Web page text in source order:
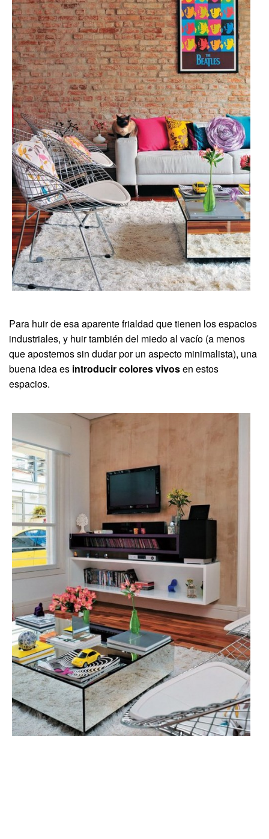
Para huir de esa aparente frialdad que tienen los espacios
industriales, y huir también del miedo al vacío (a menos
que apostemos sin dudar por un aspecto minimalista), una
buena idea es introducir colores vivosen estos
espacios.